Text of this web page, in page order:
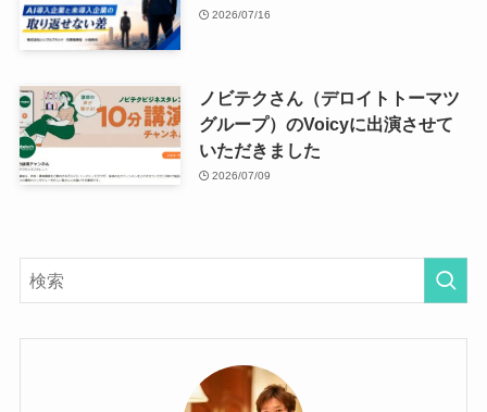
2026/07/16
ノビテクさん（デロイトトーマツ
グループ）のVoicyに出演させて
いただきました
2026/07/09